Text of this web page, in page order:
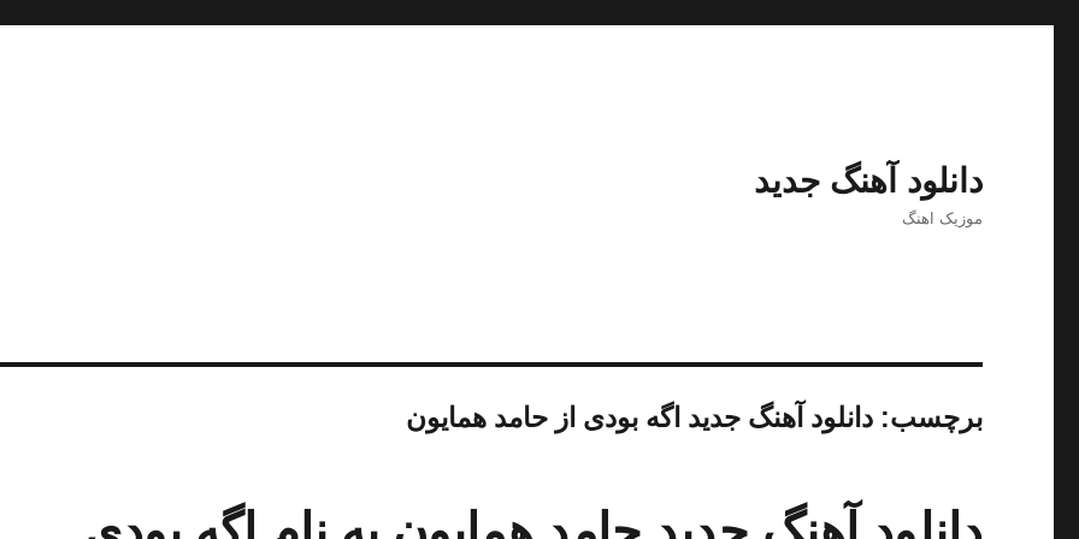
دانلود آهنگ جدید
موزیک اهنگ
برچسب:دانلود آهنگ جدید اگه بودی از حامد همایون